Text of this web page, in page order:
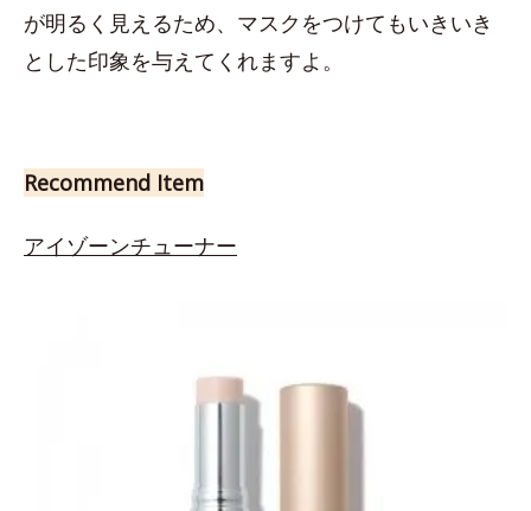
が明るく見えるため、マスクをつけてもいきいき
とした印象を与えてくれますよ。
Recommend Item
アイゾーンチューナー